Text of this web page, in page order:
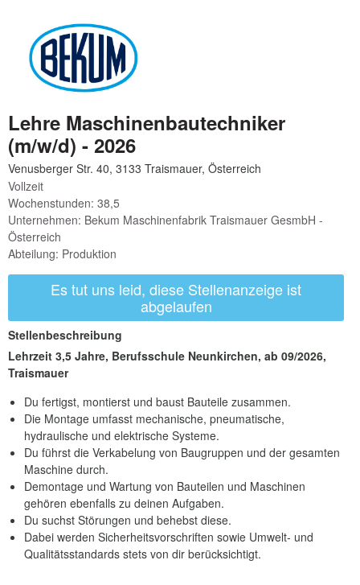
Lehre Maschinenbautechniker
(m/w/d) - 2026
Vollzeit
Wochenstunden: 38,5
Unternehmen: Bekum Maschinenfabrik Traismauer GesmbH -
Österreich
Abteilung: Produktion
Stellenbeschreibung
Lehrzeit 3,5 Jahre, Berufsschule Neunkirchen, ab 09/2026,
Traismauer
Du fertigst, montierst und baust Bauteile zusammen.
Die Montage umfasst mechanische, pneumatische,
hydraulische und elektrische Systeme.
Du führst die Verkabelung von Baugruppen und der gesamten
Maschine durch.
Demontage und Wartung von Bauteilen und Maschinen
gehören ebenfalls zu deinen Aufgaben.
Du suchst Störungen und behebst diese.
Dabei werden Sicherheitsvorschriften sowie Umwelt- und
Qualitätsstandards stets von dir berücksichtigt.
Es tut uns leid, diese Stellenanzeige ist
abgelaufen